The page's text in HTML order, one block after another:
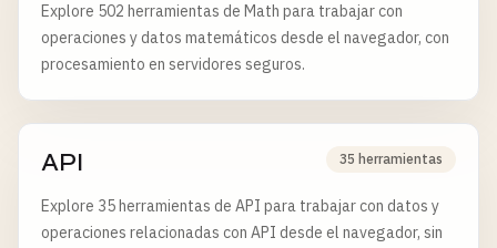
Explore 502 herramientas de Math para trabajar con
operaciones y datos matemáticos desde el navegador, con
procesamiento en servidores seguros.
API 35 herramientas
Explore 35 herramientas de API para trabajar con datos y
operaciones relacionadas con API desde el navegador, sin